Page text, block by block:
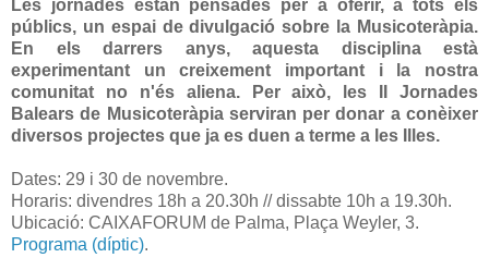
Les jornades estan pensades per a oferir, a tots els
públics, un espai de divulgació sobre la Musicoteràpia.
En els darrers anys, aquesta disciplina està
experimentant un creixement important i la nostra
comunitat no n'és aliena. Per això, les II Jornades
Balears de Musicoteràpia serviran per donar a conèixer
diversos projectes que ja es duen a terme a les Illes.
Dates: 29 i 30 de novembre.
Horaris: divendres 18h a 20.30h // dissabte 10h a 19.30h.
Ubicació: CAIXAFORUM de Palma, Plaça Weyler, 3.
Programa (díptic).